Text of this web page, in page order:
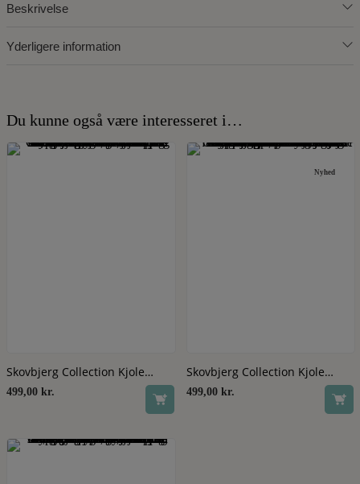
Beskrivelse
Yderligere information
Du kunne også være interesseret i…
Skovbjerg Collection Kjole
Cecilia Fløjl Black
499,00 kr.
Nyhed
Skovbjerg Collection Kjole
Cecilia Fløjl Bordeaux
499,00 kr.